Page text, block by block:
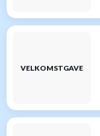
VELKOMSTGAVE